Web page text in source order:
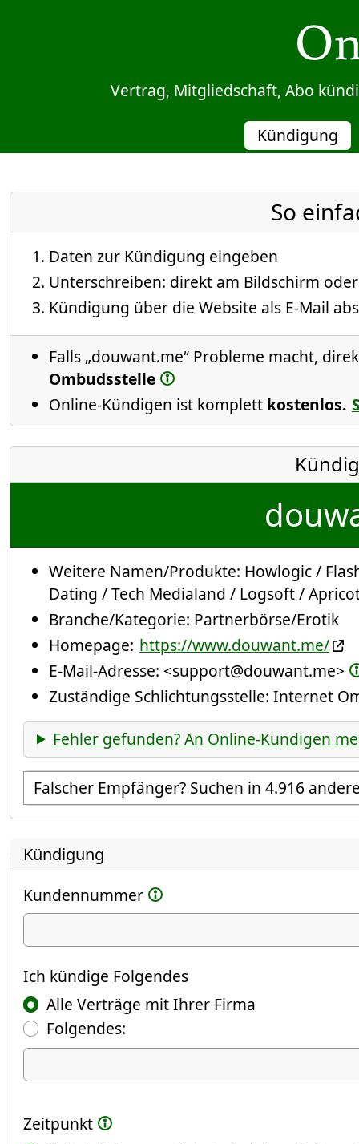
Vertrag, Mitgliedschaft, Abo
Kündigung
So
Daten zur Kündigung eingeben
Unterschreiben: direkt am Bildschirm
Kündigung über die Website als E-Mail
Falls „douwant.me“ Probleme macht,
Ombudsstelle
Online-Kündigen ist komplett kostenlos.
Weitere Namen/Produkte: Howlogic /
Dating / Tech Medialand / Logsoft /
Branche/Kategorie: Partnerbörse/Erotik
Homepage: https://www.douwant.me/
E-Mail-Adresse: <support@douwant.me>
Zuständige Schlichtungsstelle: Internet
Fehler gefunden? An Online-Kündigen
Empfänger suchen
Kündigung
Kundennummer
Ich kündige
Ich kündige Folgendes
Alle Verträge mit Ihrer Firma
Folgendes:
Ich kündige Folgendes
Zeitpunkt